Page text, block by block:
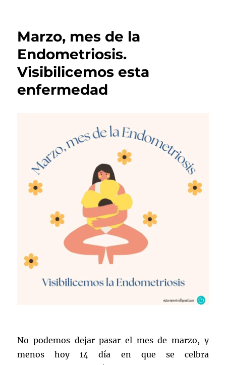
Marzo, mes de la
Endometriosis.
Visibilicemos esta
enfermedad
No podemos dejar pasar el mes de marzo, y
menos hoy 14 día en que se celbra